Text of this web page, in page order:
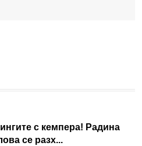
с кемпера! Радина
се разх...